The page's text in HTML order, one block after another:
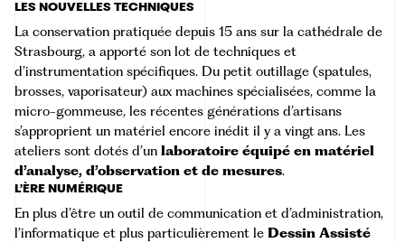
LES NOUVELLES TECHNIQUES
La conservation pratiquée depuis 15 ans sur la cathédrale de
Strasbourg, a apporté son lot de techniques et
d’instrumentation spécifiques. Du petit outillage (spatules,
brosses, vaporisateur) aux machines spécialisées, comme la
micro-gommeuse, les récentes générations d’artisans
s’approprient un matériel encore inédit il y a vingt ans. Les
ateliers sont dotés d’un laboratoire équipé en matériel
d’analyse, d’observation et de mesures.
L’ÈRE NUMÉRIQUE
En plus d’être un outil de communication et d’administration,
l’informatique et plus particulièrement le Dessin Assisté